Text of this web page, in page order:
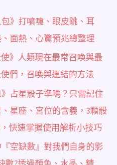
包》打噴嚏、眼皮跳、耳
面熱、心驚預兆總整理
使》人類現在最常召喚與最
們，召喚與連結的方法
》占星骰子準嗎？只需記住
星座、宮位的含義，3顆骰
快速掌握使用解析小技巧
空缺數』對我們自身的影